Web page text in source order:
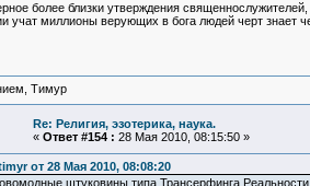
более близки утверждения
учат миллионы верующих в бога людей черт знает
Тимур
Re: Религия, эзотерика, наука.
« Ответ #154 : 28 Мая 2010, 08:15:50 »
от 28 Мая 2010, 08:08:20
штуковины типа Трансерфинга